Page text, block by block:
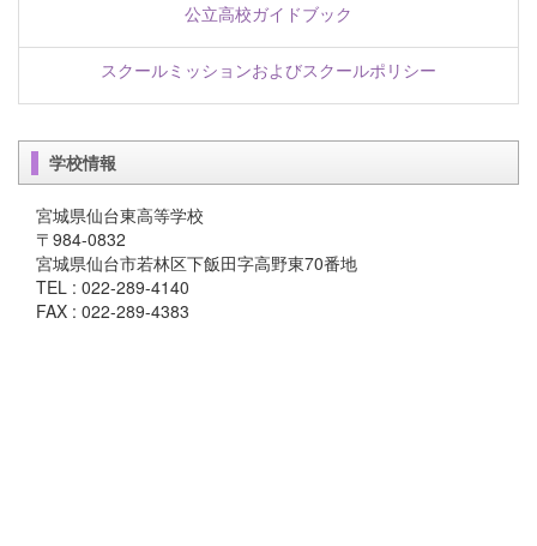
公立高校ガイドブック
スクールミッションおよびスクールポリシー
学校情報
宮城県仙台東高等学校
〒984-0832
宮城県仙台市若林区下飯田字高野東70番地
TEL : 022-289-4140
FAX : 022-289-4383